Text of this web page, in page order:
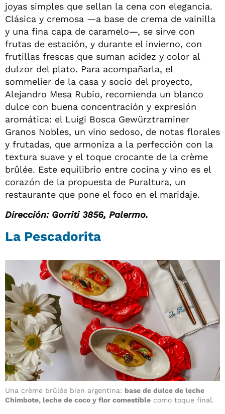
joyas simples que sellan la cena con elegancia.
Clásica y cremosa —a base de crema de vainilla
y una fina capa de caramelo—, se sirve con
frutas de estación, y durante el invierno, con
frutillas frescas que suman acidez y color al
dulzor del plato. Para acompañarla, el
sommelier de la casa y socio del proyecto,
Alejandro Mesa Rubio, recomienda un blanco
dulce con buena concentración y expresión
aromática: el Luigi Bosca Gewürztraminer
Granos Nobles, un vino sedoso, de notas florales
y frutadas, que armoniza a la perfección con la
textura suave y el toque crocante de la crème
brûlée. Este equilibrio entre cocina y vino es el
corazón de la propuesta de Puraltura, un
restaurante que pone el foco en el maridaje.
Dirección: Gorriti 3856, Palermo.
La Pescadorita
Una crème brûlée bien argentina: base de dulce de leche
Chimbote, leche de coco y flor comestible como toque final.